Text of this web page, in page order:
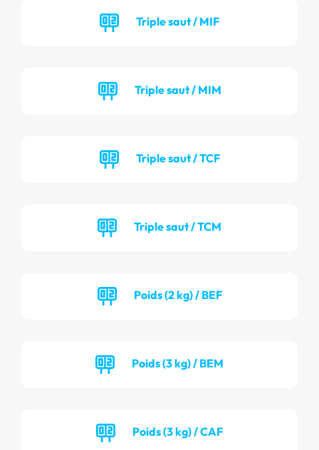
Triple saut / MIF
Triple saut / MIM
Triple saut / TCF
Triple saut / TCM
Poids (2 kg) / BEF
Poids (3 kg) / BEM
Poids (3 kg) / CAF